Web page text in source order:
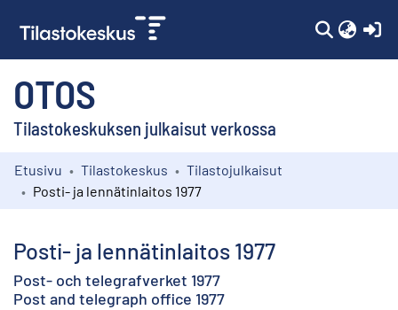
OTOS
Tilastokeskuksen julkaisut verkossa
Kokoelmat
Etusivu Tilastokeskus
Tilastojulkaisut
Posti- ja lennätinlaitos 1977
Posti- ja lennätinlaitos 1977
Post- och telegrafverket 1977
Post and telegraph office 1977